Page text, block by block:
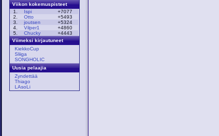
Viikon kokemuspisteet
1.
Ispi
+7077
2.
Otto
+5493
3.
joutsen
+5324
4.
Vilper1
+4860
5.
Chucky
+4443
Viimeksi kirjautuneet
KiekkoCup
Sliiga
SONGHOLIC
Uusia pelaajia
Zyndettää
Thiago
LAsoLi